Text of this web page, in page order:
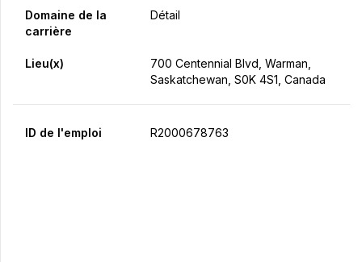
Domaine de la
carrière
Détail
Lieu(x)
700 Centennial Blvd, Warman,
Saskatchewan, S0K 4S1, Canada
ID de l'emploi R2000678763